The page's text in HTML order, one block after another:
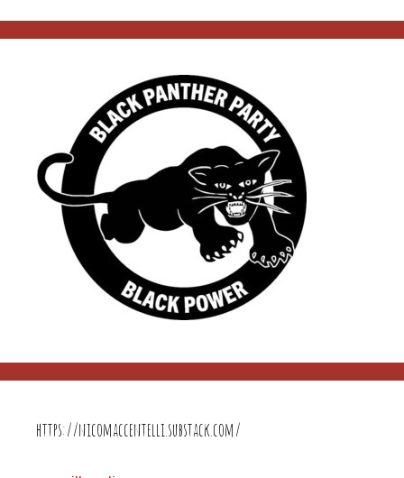
https://nicomaccentelli.substack.com/